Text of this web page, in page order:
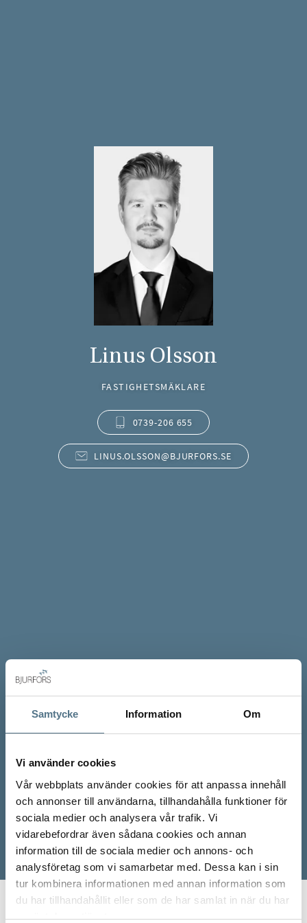
Samtycke Information Om
Vi använder cookies
Vår webbplats använder cookies för att anpassa innehåll
och annonser till användarna, tillhandahålla funktioner för
sociala medier och analysera vår trafik. Vi
vidarebefordrar även sådana cookies och annan
information till de sociala medier och annons- och
analysföretag som vi samarbetar med. Dessa kan i sin
tur kombinera informationen med annan information som
du har tillhandahållit eller som de har samlat in när du har
använt deras tjänster.
Linus Olsson
FASTIGHETSMÄKLARE
0739-206 655
LINUS.OLSSON@BJURFORS.SE
Start Våra mäklare Linus Olsson